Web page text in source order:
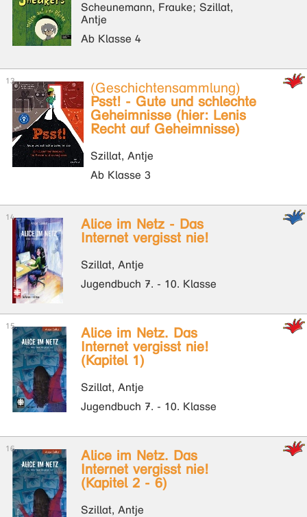
Scheunemann, Frauke; Szillat,
Antje
Ab Klasse 4
(Geschichtensammlung)
Psst! - Gute und schlechte
Geheimnisse (hier: Lenis
Recht auf Geheimnisse)
Szillat, Antje
Ab Klasse 3
Alice im Netz - Das
Internet vergisst nie!
Szillat, Antje
Jugendbuch 7. - 10. Klasse
Alice im Netz. Das
Internet vergisst nie!
(Kapitel 1)
Szillat, Antje
Jugendbuch 7. - 10. Klasse
Alice im Netz. Das
Internet vergisst nie!
(Kapitel 2 - 6)
Szillat, Antje